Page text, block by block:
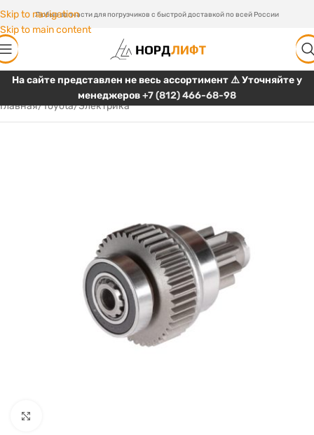
Skip to navigation
Skip to main content
Любые запчасти для погрузчиков с быстрой доставкой по всей России
На сайте представлен не весь ассортимент ⚠️ Уточняйте у
менеджеров+7 (812) 466-68-98
Главная/Toyota/Электрика